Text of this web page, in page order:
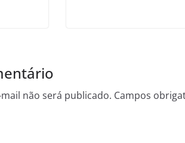
não será publicado. Campos